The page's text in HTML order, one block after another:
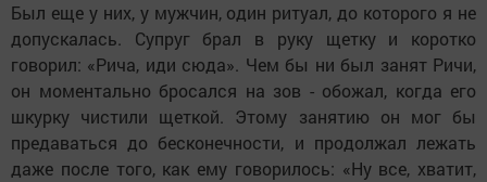
Был еще у них, у мужчин, один ритуал, до которого я не
допускалась. Супруг брал в руку щетку и коротко
говорил: «Рича, иди сюда». Чем бы ни был занят Ричи,
он моментально бросался на зов - обожал, когда его
шкурку чистили щеткой. Этому занятию он мог бы
предаваться до бесконечности, и продолжал лежать
даже после того, как ему говорилось: «Ну все, хватит,